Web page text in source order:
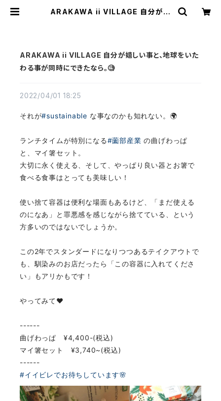
ARAKAWA ii VILLAGE 自分が嬉
ARAKAWA ii VILLAGE 自分が嬉しい事と、地球をいた
わる事が同時にできたなら。🧐
2022/04/01 18:25
それが#sustainable な事なのかも知れない。🌍
ランチタイムが特別になる#薗部産業 の曲げわっぱ
と、マイ箸セット。
大切に永く使える、そして、やっぱり良い器とお箸で
食べる食事はとっても美味しい！
使い捨て容器は便利な場面もあるけど、「まだ使える
のになあ」と罪悪感を感じながら捨てている、という
方多いのではないでしょうか。
この2年でスタンダードになりつつあるテイクアウトで
も、馴染みのお店だったら「この容器に入れてくださ
い」もアリかもです！
やってみて❤️
------
曲げわっぱ ¥4,400-(税込)
マイ箸セット ¥3,740~(税込)
------
#イイビレでお待ちしています🌸